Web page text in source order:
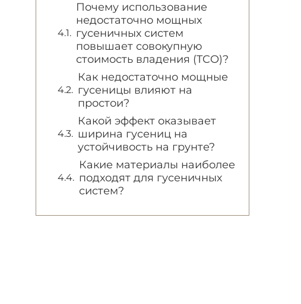
Почему использование
недостаточно мощных
гусеничных систем
повышает совокупную
стоимость владения (TCO)?
Как недостаточно мощные
гусеницы влияют на
простои?
Какой эффект оказывает
ширина гусениц на
устойчивость на грунте?
Какие материалы наиболее
подходят для гусеничных
систем?